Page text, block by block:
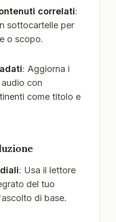
correlati:
sottocartelle per
o scopo.
: Aggiorna i
con
come titolo e
: Usa il lettore
del tuo
di base.